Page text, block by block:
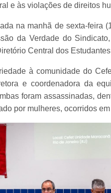
e às violações de direitos
na manhã de sexta-feira
da Verdade do
Central dos
à comunidade do
e coordenadora da
foram assassinadas,
por mulheres, ocorridos